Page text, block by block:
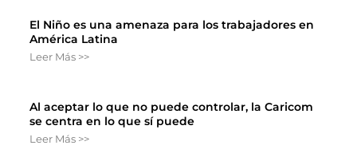
El Niño es una amenaza para los trabajadores en
América Latina
Leer Más >>
Al aceptar lo que no puede controlar, la Caricom
se centra en lo que sí puede
Leer Más >>